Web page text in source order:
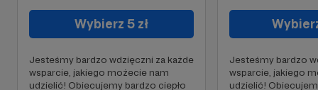
Wybierz 5 zł
Jesteśmy bardzo wdzięczni za każde
wsparcie, jakiego możecie nam
udzielić! Obiecujemy bardzo ciepło
Jesteśmy bardzo
wsparcie, jakiego
udzielić!